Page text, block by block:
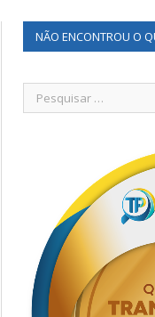
NÃO ENCONTROU O